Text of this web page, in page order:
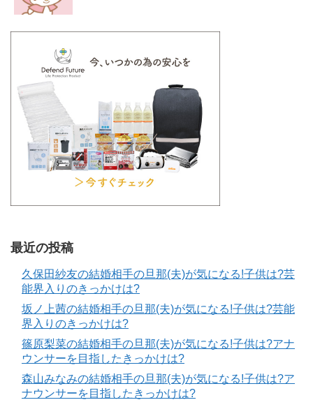
最近の投稿
久保田紗友の結婚相手の旦那(夫)が気になる!子供は?芸
能界入りのきっかけは?
坂ノ上茜の結婚相手の旦那(夫)が気になる!子供は?芸能
界入りのきっかけは?
篠原梨菜の結婚相手の旦那(夫)が気になる!子供は?アナ
ウンサーを目指したきっかけは?
森山みなみの結婚相手の旦那(夫)が気になる!子供は?ア
ナウンサーを目指したきっかけは?